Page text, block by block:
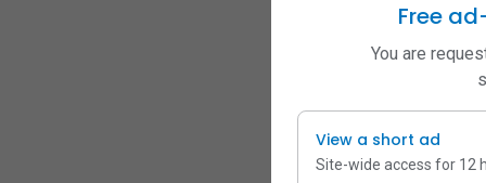
Free
You are
View a short ad
Site-wide access for 12